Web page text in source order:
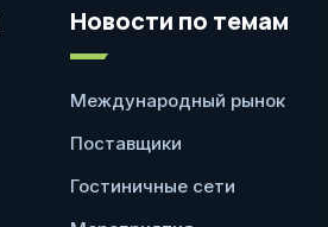
Новости по темам
Международный рынок
Поставщики
Гостиничные сети